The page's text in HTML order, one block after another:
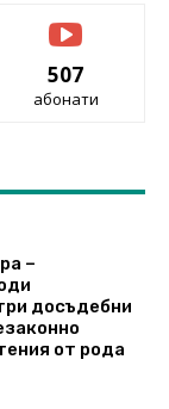
507
абонати
–
досъдебни
от рода